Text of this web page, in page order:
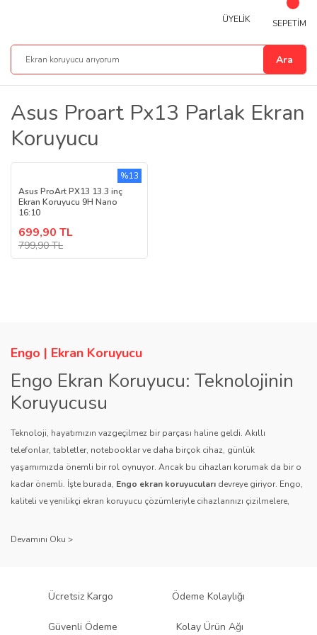
Ara
ÜYELİK SEPETİM
Asus Proart Px13 Parlak Ekran
Koruyucu
Asus ProArt PX13 13.3 inç
Ekran Koruyucu 9H Nano
16:10
699,90 TL
799,90 TL
%13
Engo | Ekran Koruyucu
Engo Ekran Koruyucu: Teknolojinin
Koruyucusu
Teknoloji, hayatımızın vazgeçilmez bir parçası haline geldi. Akıllı
telefonlar, tabletler, notebooklar ve daha birçok cihaz, günlük
yaşamımızda önemli bir rol oynuyor. Ancak bu cihazları korumak da bir o
kadar önemli. İşte burada, Engo ekran koruyucuları devreye giriyor. Engo,
kaliteli ve yenilikçi ekran koruyucu çözümleriyle cihazlarınızı çizilmelere,
sağlıyor.
Engo ekran koruyucuları
, uzun yıllara dayanan tecrübesi ve teknolojiye
ürününü titiz bir kalite kontrol sürecinden geçirir. Kullanıcı dostu tasarımı
Ücretsiz Kargo Ödeme Kolaylığı
Güvenli Ödeme Kolay Ürün Ağı